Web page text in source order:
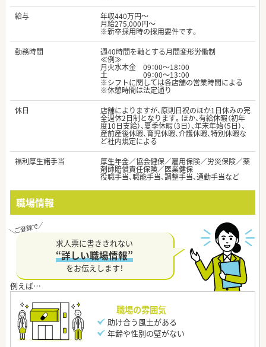
給与
年収440万円～
月給275,000円～
※新卒採用時の採用要件です。
勤務時間
週40時間を軸とする月間変形労働制
≪例≫
月火水木金 09：00～18：00
土 09：00～13：00
※シフトに関しては各店舗の営業時間による
※休憩時間は法定通り
休日
店舗によりますが、原則日祝のほか1日休みの完
全週休2日制となります。ほか、有給休暇（初年
度10日支給）、夏季休暇（3日）、年末年始（5日）、
産前産後休暇、育児休暇、介護休暇、特別休暇な
ど社内規定による
福利厚生諸手当
厚生年金／協会健保／雇用保険／労災保険／薬
剤師賠償責任保険／医業健保
役職手当、職能手当、調整手当、通勤手当など
職場情報
求人票に書ききれない
“詳しい職場情報”
をお伝えします！
職場の雰囲気
助け合う風土がある
年齢や性別の壁がない